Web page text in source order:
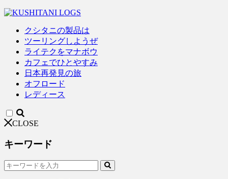
クシタニの製品は
ツーリングしようぜ
ライテクをマナボウ
カフェでひとやすみ
日本再発見の旅
オフロード
レディース
CLOSE
キーワード